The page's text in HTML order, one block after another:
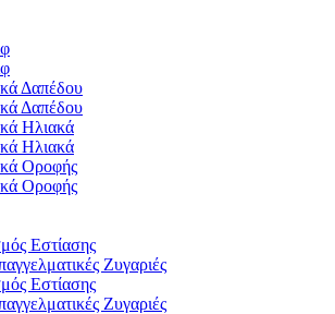
Δαπέδου
Δαπέδου
Ηλιακά
Ηλιακά
Οροφής
Οροφής
Εστίασης
Ζυγαριές
Εστίασης
Ζυγαριές